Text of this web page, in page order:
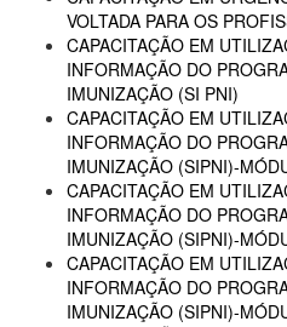
VOLTADA PARA OS
CAPACITAÇÃO EM
INFORMAÇÃO DO
IMUNIZAÇÃO (SI PNI)
CAPACITAÇÃO EM
INFORMAÇÃO DO
IMUNIZAÇÃO (SIPNI)-
CAPACITAÇÃO EM
INFORMAÇÃO DO
IMUNIZAÇÃO (SIPNI)-
CAPACITAÇÃO EM
INFORMAÇÃO DO
IMUNIZAÇÃO (SIPNI)-